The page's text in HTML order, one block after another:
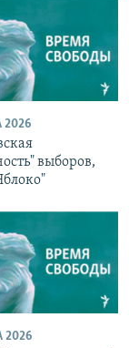
2026
выборов,
2026